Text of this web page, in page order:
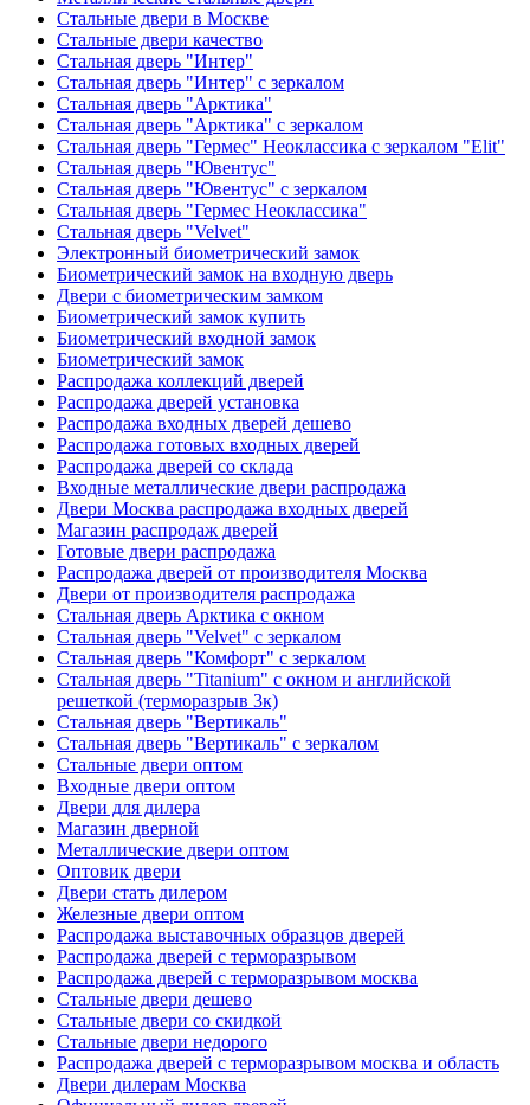
Стальные двери в Москве
Стальные двери качество
Стальная дверь "Интер"
Стальная дверь "Интер" с зеркалом
Стальная дверь "Арктика"
Стальная дверь "Арктика" с зеркалом
Стальная дверь "Гермес" Неоклассика с зеркалом "Elit"
Стальная дверь "Ювентус"
Стальная дверь "Ювентус" с зеркалом
Стальная дверь "Гермес Неоклассика"
Стальная дверь "Velvet"
Электронный биометрический замок
Биометрический замок на входную дверь
Двери с биометрическим замком
Биометрический замок купить
Биометрический входной замок
Биометрический замок
Распродажа коллекций дверей
Распродажа дверей установка
Распродажа входных дверей дешево
Распродажа готовых входных дверей
Распродажа дверей со склада
Входные металлические двери распродажа
Двери Москва распродажа входных дверей
Магазин распродаж дверей
Готовые двери распродажа
Распродажа дверей от производителя Москва
Двери от производителя распродажа
Стальная дверь Арктика с окном
Стальная дверь "Velvet" с зеркалом
Стальная дверь "Комфорт" с зеркалом
Стальная дверь "Titanium" с окном и английской
решеткой (терморазрыв 3к)
Стальная дверь "Вертикаль"
Стальная дверь "Вертикаль" с зеркалом
Стальные двери оптом
Входные двери оптом
Двери для дилера
Магазин дверной
Металлические двери оптом
Оптовик двери
Двери стать дилером
Железные двери оптом
Распродажа выставочных образцов дверей
Распродажа дверей с терморазрывом
Распродажа дверей с терморазрывом москва
Стальные двери дешево
Стальные двери со скидкой
Стальные двери недорого
Распродажа дверей с терморазрывом москва и область
Двери дилерам Москва